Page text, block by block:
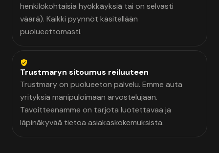
henkilökohtaisia hyökkäyksiä tai on selvästi
väärä). Kaikki pyynnöt käsitellään
puolueettomasti.
Trustmaryn sitoumus reiluuteen
Trustmary on puolueeton palvelu. Emme auta
yrityksiä manipuloimaan arvostelujaan.
Tavoitteenamme on tarjota luotettavaa ja
läpinäkyvää tietoa asiakaskokemuksista.